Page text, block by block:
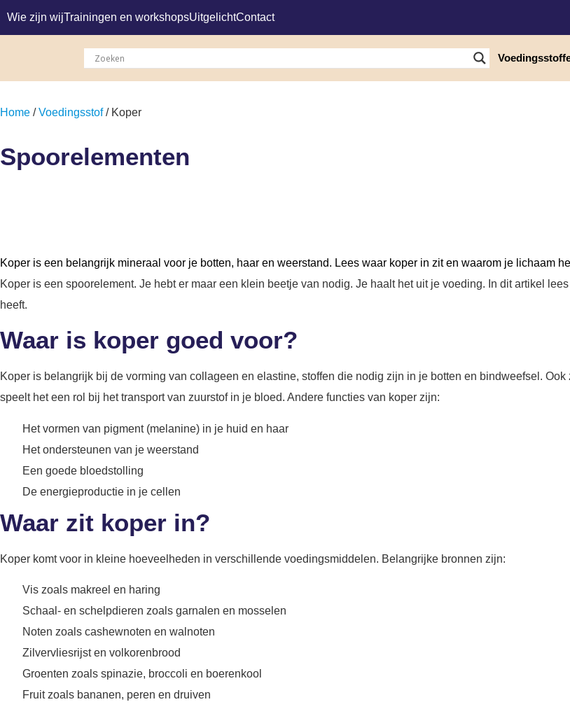
Wie zijn wijTrainingen en workshopsUitgelichtContact
Home /Voedingsstof/ Koper
Spoorelementen
Koper is een belangrijk mineraal voor je botten, haar en weerstand. Lees waar koper in zit en waarom je lichaam
Koper is een spoorelement. Je hebt er maar een klein beetje van nodig. Je haalt het uit je voeding. In dit artikel
heeft.
Waar is koper goed voor?
Koper is belangrijk bij de vorming van collageen en elastine, stoffen die nodig zijn in je botten en bindweefsel.
speelt het een rol bij het transport van zuurstof in je bloed. Andere functies van koper zijn:
Het vormen van pigment (melanine) in je huid en haar
Het ondersteunen van je weerstand
Een goede bloedstolling
De energieproductie in je cellen
Waar zit koper in?
Koper komt voor in kleine hoeveelheden in verschillende voedingsmiddelen. Belangrijke bronnen zijn:
Vis zoals makreel en haring
Schaal- en schelpdieren zoals garnalen en mosselen
Noten zoals cashewnoten en walnoten
Zilvervliesrijst en volkorenbrood
Groenten zoals spinazie, broccoli en boerenkool
Fruit zoals bananen, peren en druiven